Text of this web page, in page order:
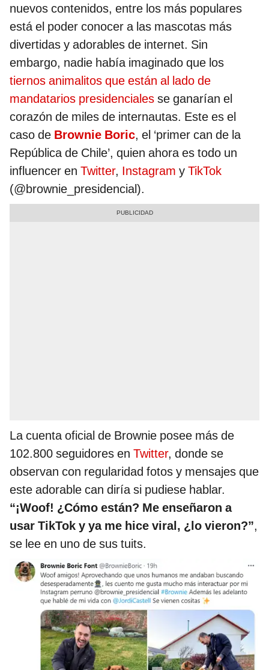
nuevos contenidos, entre los más populares
está el poder conocer a las mascotas más
divertidas y adorables de internet. Sin
embargo, nadie había imaginado que los
tiernos animalitos que están al lado de
mandatarios presidenciales se ganarían el
corazón de miles de internautas. Este es el
caso de Brownie Boric, el ‘primer can de la
República de Chile’, quien ahora es todo un
influencer en Twitter, Instagram y TikTok
(@brownie_presidencial).
La cuenta oficial de Brownie posee más de
102.800 seguidores en Twitter, donde se
observan con regularidad fotos y mensajes que
este adorable can diría si pudiese hablar.
“¡Woof! ¿Cómo están? Me enseñaron a
usar TikTok y ya me hice viral, ¿lo vieron?”,
se lee en uno de sus tuits.